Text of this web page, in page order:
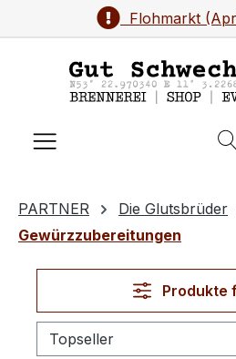
Zum Hauptinhalt springen
Flohmarkt
Brennereifest
PARTNER
Die Glutsbrüder
Gewürzzubereitungen
Produkte